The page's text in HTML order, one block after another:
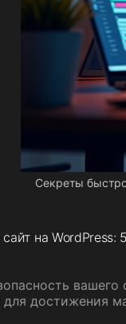
Секреты
на
вашего
достижения